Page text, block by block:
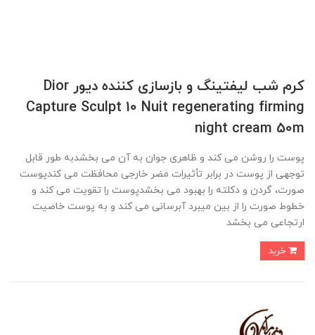
کرم شب لیفتینگ و بازسازی کننده دیور Dior
Capture Sculpt 10 Nuit regenerating firming
night cream 50m
پوست را روشن می کند و ظاهری جوان به آن می بخشدبه طور قابل
توجهی از پوست در برابر تأثیرات مضر خارجی محافظت می کندپوست
صورت، گردن و دکلته را بهبود می بخشدپوست را تقویت می کند و
خطوط صورت را از بین میبرد آبرسانی می کند و به پوست خاصیت
ارتجاعی می بخشد